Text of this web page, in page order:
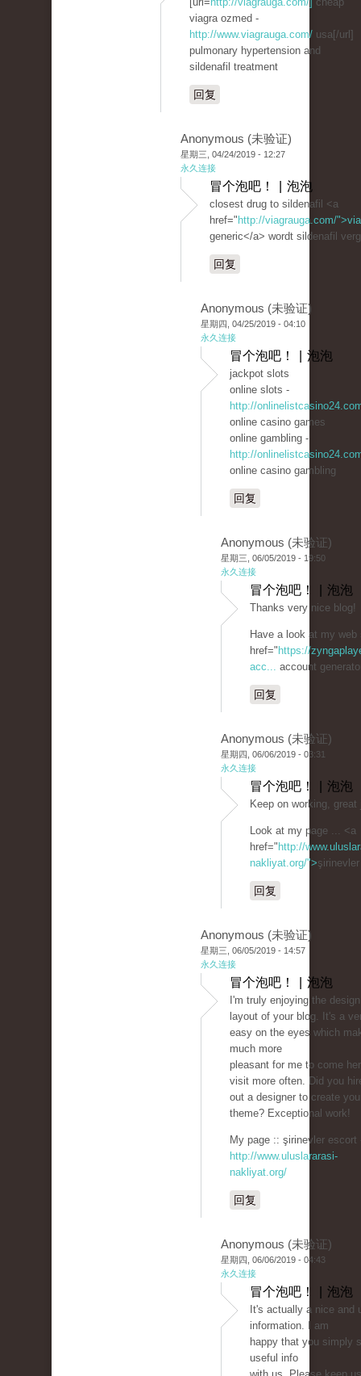
viagra ozmed -
http://www.viagrauga.com/ usa[/url]
pulmonary hypertension and
sildenafil treatment
回复
Anonymous (未验证)
星期三, 04/24/2019 - 12:27
永久连接
冒个泡吧！ | 泡泡
closest drug to sildenafil <a
href=" http://viagrauga.com/
generic</a> wordt sildenafil
回复
Anonymous (未验证)
星期四, 04/25/2019 - 04:10
永久连接
冒个泡吧！ | 泡泡
jackpot slots
online slots -
http://
online casino games
online gambling -
http://
online casino gambling
回复
Anonymous (未验证)
星期三, 06/05/2019 - 19:50
永久连接
冒个泡吧！ | 泡泡
Thanks very nice blog!
Have a look at my web
href=" https://
acc... account
回复
Anonymous (未验证)
星期四, 06/06/2019 - 03:31
永久连接
冒个泡吧！ | 泡泡
Keep on working, great
Look at my page ... <a
href=" http://
nakliyat.org/">
回复
Anonymous (未验证)
星期三, 06/05/2019 - 14:57
永久连接
冒个泡吧！ | 泡泡
I'm truly enjoying the
layout of your blog. It's a
easy on the eyes which
much more
pleasant for me to come
visit more often. Did you
out a designer to create
theme? Exceptional work!
My page :: şirinevler escort
http://www.uluslararasi-
nakliyat.org/
回复
Anonymous (未验证)
星期四, 06/06/2019 - 04:43
永久连接
冒个泡吧！ | 泡泡
It's actually a nice and
information. I am
happy that you simply
useful info